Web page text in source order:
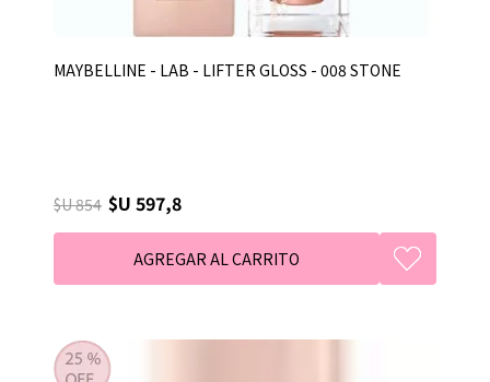
MAYBELLINE - LAB - LIFTER GLOSS - 008 STONE
$U 854 $U 597,8